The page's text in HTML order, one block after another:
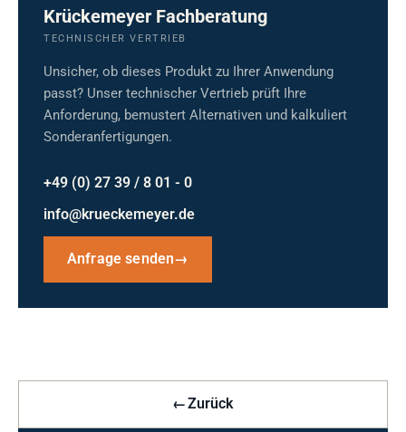
Krückemeyer Fachberatung
TECHNISCHER VERTRIEB
Unsicher, ob dieses Produkt zu Ihrer Anwendung
passt? Unser technischer Vertrieb prüft Ihre
Anforderung, bemustert Alternativen und kalkuliert
Sonderanfertigungen.
+49 (0) 27 39 / 8 01 - 0
info@krueckemeyer.de
Anfrage senden→
←Zurück